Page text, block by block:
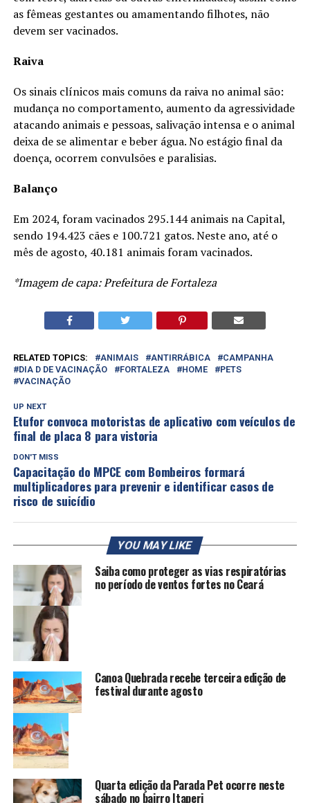
as fêmeas gestantes ou amamentando filhotes, não
devem ser vacinados.
Raiva
Os sinais clínicos mais comuns da raiva no animal são:
mudança no comportamento, aumento da agressividade
atacando animais e pessoas, salivação intensa e o animal
deixa de se alimentar e beber água. No estágio final da
doença, ocorrem convulsões e paralisias.
Balanço
Em 2024, foram vacinados 295.144 animais na Capital,
sendo 194.423 cães e 100.721 gatos. Neste ano, até o
mês de agosto, 40.181 animais foram vacinados.
*Imagem de capa: Prefeitura de Fortaleza
RELATED TOPICS: ANIMAIS ANTIRRÁBICA
CAMPANHA
DIA D DE VACINAÇÃO
FORTALEZA HOME
PETS
VACINAÇÃO
UP NEXT
Etufor convoca motoristas de aplicativo com veículos de
final de placa 8 para vistoria
DON'T MISS
Capacitação do MPCE com Bombeiros formará
multiplicadores para prevenir e identificar casos de
risco de suicídio
YOU MAY LIKE
Saiba como proteger as vias respiratórias
no período de ventos fortes no Ceará
Canoa Quebrada recebe terceira edição de
festival durante agosto
Quarta edição da Parada Pet ocorre neste
sábado no bairro Itaperi